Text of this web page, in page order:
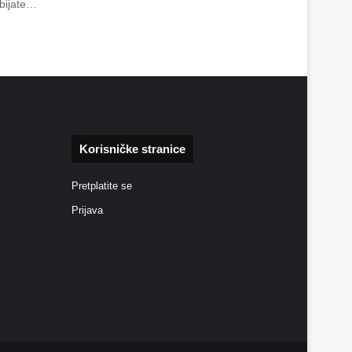
Korisničke stranice
Pretplatite se
Prijava